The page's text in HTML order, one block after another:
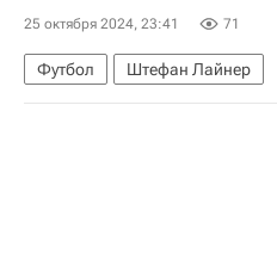
25 октября 2024, 23:41 71
Футбол
Штефан Лайнер
Боруссия (Мёнхенгладбах)